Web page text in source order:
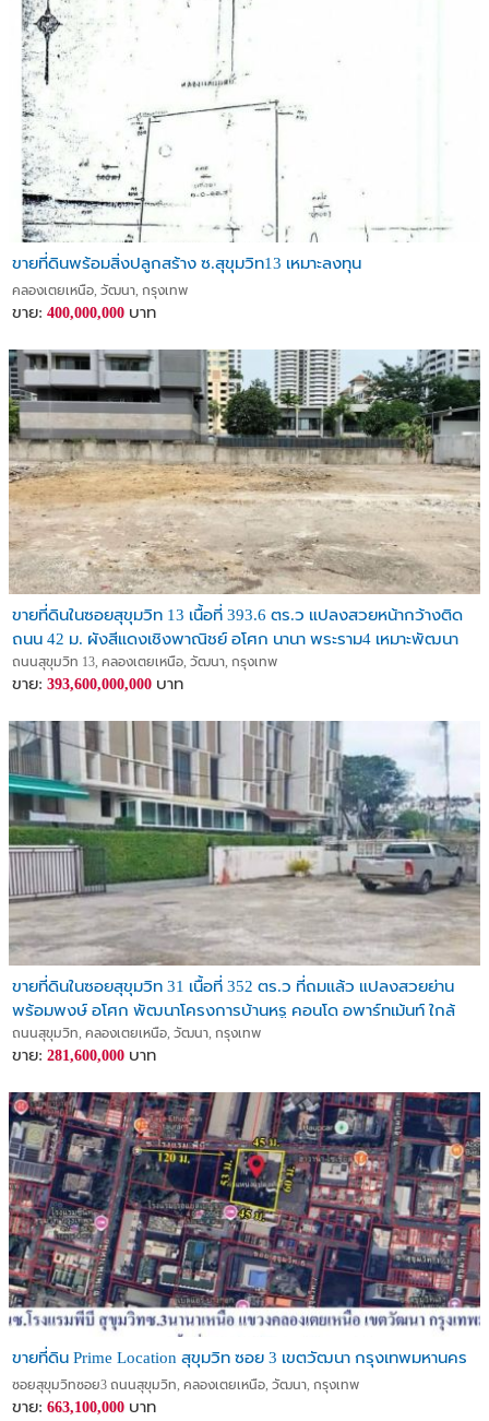
ขายที่ดินพร้อมสิ่งปลูกสร้าง ซ.สุขุมวิท13 เหมาะลงทุน
คลองเตยเหนือ, วัฒนา, กรุงเทพ
ขาย: 400,000,000 บาท
ขายที่ดินในซอยสุขุมวิท 13 เนื้อที่ 393.6 ตร.ว แปลงสวยหน้ากว้างติด
ถนน 42 ม. ผังสีแดงเชิงพาณิชย์ อโศก นานา พระราม4 เหมาะพัฒนา
คอนโด โรงแรม อพาร์ทเม้นท์
ถนนสุขุมวิท 13, คลองเตยเหนือ, วัฒนา, กรุงเทพ
ขาย: 393,600,000,000 บาท
ขายที่ดินในซอยสุขุมวิท 31 เนื้อที่ 352 ตร.ว ที่ถมแล้ว แปลงสวยย่าน
พร้อมพงษ์ อโศก พัฒนาโครงการบ้านหรู คอนโด อพาร์ทเม้นท์ ใกล้
ห้าง โรงเรียนนานาชาติ
ถนนสุขุมวิท, คลองเตยเหนือ, วัฒนา, กรุงเทพ
ขาย: 281,600,000 บาท
ขายที่ดิน Prime Location สุขุมวิท ซอย 3 เขตวัฒนา กรุงเทพมหานคร
ซอยสุขุมวิทซอย3 ถนนสุขุมวิท, คลองเตยเหนือ, วัฒนา, กรุงเทพ
ขาย: 663,100,000 บาท